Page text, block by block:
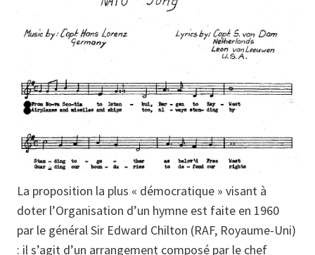
La proposition la plus « démocratique » visant à
doter l’Organisation d’un hymne est faite en 1960
par le général Sir Edward Chilton (RAF, Royaume-Uni)
: il s’agit d’un arrangement composé par le chef